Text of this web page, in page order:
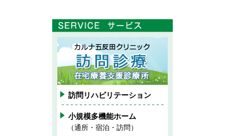
訪問リハビリテーション
小規模多機能ホーム
（通所・宿泊・訪問）